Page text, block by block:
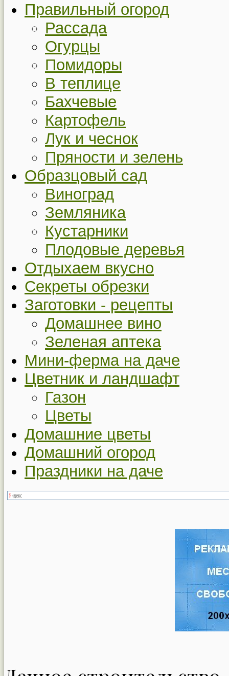
Правильный огород
Рассада
Огурцы
Помидоры
В теплице
Бахчевые
Картофель
Лук и чеснок
Пряности и зелень
Образцовый сад
Виноград
Земляника
Кустарники
Плодовые деревья
Отдыхаем вкусно
Секреты обрезки
Заготовки - рецепты
Домашнее вино
Зеленая аптека
Мини-ферма на даче
Цветник и ландшафт
Газон
Цветы
Домашние цветы
Домашний огород
Праздники на даче